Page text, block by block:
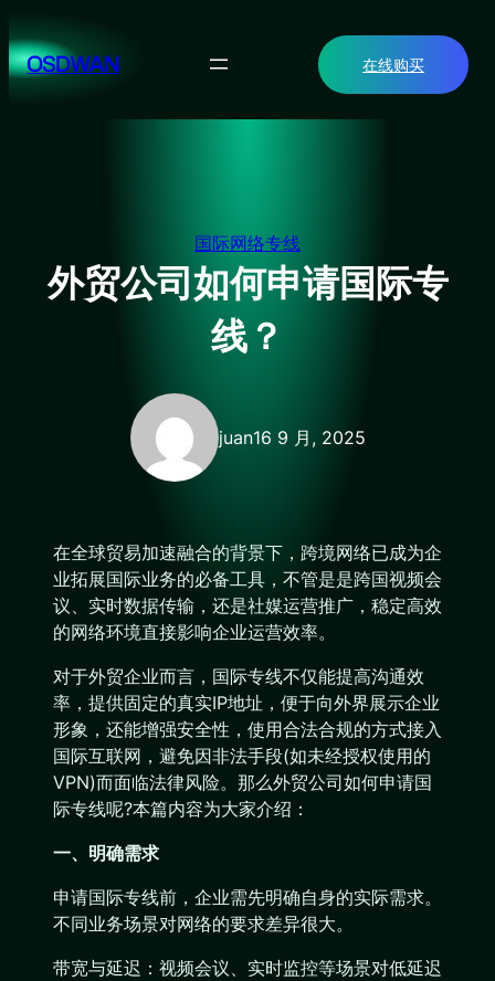
至
内OSDWAN 在线购买
国际网络专线
外贸公司如何申请国际专
线？
juan16 9 月, 2025
在全球贸易加速融合的背景下，跨境网络已成为企
业拓展国际业务的必备工具，不管是是跨国视频会
议、实时数据传输，还是社媒运营推广，稳定高效
的网络环境直接影响企业运营效率。
对于外贸企业而言，国际专线不仅能提高沟通效
率，提供固定的真实IP地址，便于向外界展示企业
形象，还能增强安全性，使用合法合规的方式接入
国际互联网，避免因非法手段(如未经授权使用的
VPN)而面临法律风险。那么外贸公司如何申请国
际专线呢?本篇内容为大家介绍：
一、明确需求
申请国际专线前，企业需先明确自身的实际需求。
不同业务场景对网络的要求差异很大。
带宽与延迟：视频会议、实时监控等场景对低延迟